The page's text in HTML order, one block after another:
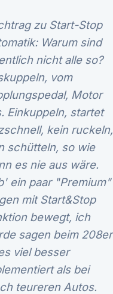
zu Start-Stop
Warum sind
nicht alle so?
vom
Motor
Einkuppeln, startet
kein ruckeln,
schütteln, so wie
es nie aus wäre.
ein paar "Premium"
mit Start&Stop
bewegt, ich
sagen beim 208er
viel besser
als bei
teureren Autos.